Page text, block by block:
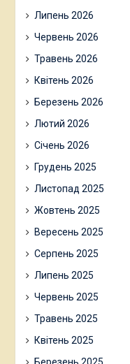
Липень 2026
Червень 2026
Травень 2026
Квітень 2026
Березень 2026
Лютий 2026
Січень 2026
Грудень 2025
Листопад 2025
Жовтень 2025
Вересень 2025
Серпень 2025
Липень 2025
Червень 2025
Травень 2025
Квітень 2025